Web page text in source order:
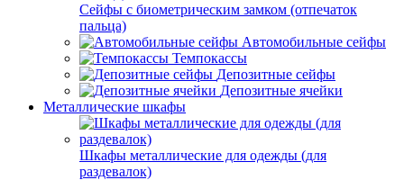
Сейфы с биометрическим замком (отпечаток
пальца)
Автомобильные сейфы
Темпокассы
Депозитные сейфы
Депозитные ячейки
Металлические шкафы
Шкафы металлические для одежды (для
раздевалок)